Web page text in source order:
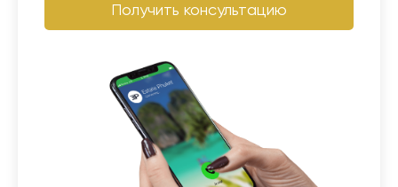
Получить консультацию